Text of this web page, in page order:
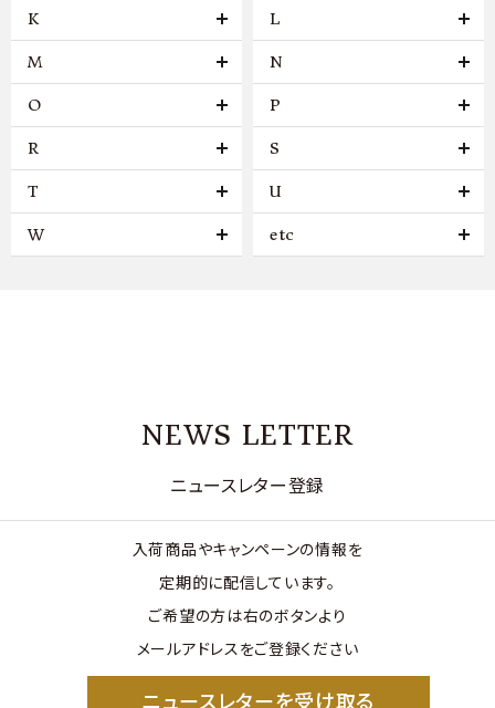
K L
M N
O P
R S
T U
W etc
NEWS LETTER
ニュースレター登録
入荷商品やキャンペーンの情報を
定期的に配信しています。
ご希望の方は右のボタンより
メールアドレスをご登録ください
ニュースレターを受け取る